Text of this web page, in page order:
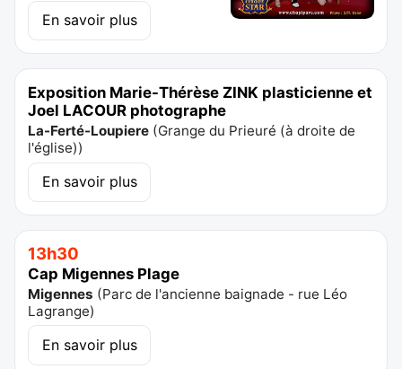
En savoir plus
Exposition Marie-Thérèse ZINK plasticienne et
Joel LACOUR photographe
La-Ferté-Loupiere (Grange du Prieuré (à droite de
l'église))
En savoir plus
13h30
Cap Migennes Plage
Migennes (Parc de l'ancienne baignade - rue Léo
Lagrange)
En savoir plus